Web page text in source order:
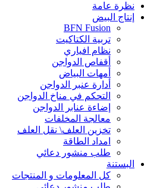
نظرة عامة
إنتاج البيض
BFN Fusion
تربية الكتاكيت
نظام افياري
أقفاص الدواجن
أمهات البياض
أدارة عنبر الدواجن
التحكم في مناخ الدواجن
إضاءة عنابر الدواجن
معالجة المخلفات
تخزين العلف\ نقل العلف
امداد الطاقة
طلب منشور دعائي
البستنة
كل المعلومات و المنتجات